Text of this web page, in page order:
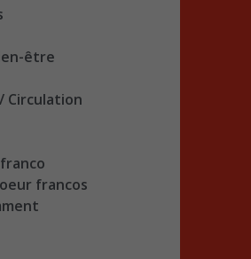
être
Circulation
francos